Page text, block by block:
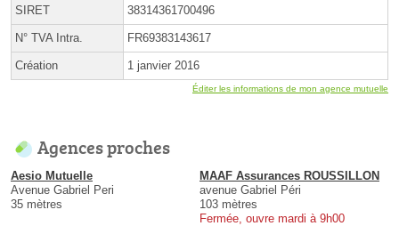
SIRET 38314361700496
N° TVA Intra. FR69383143617
Création 1 janvier 2016
Éditer les informations de mon agence mutuelle
Agences proches
Aesio Mutuelle
Avenue Gabriel Peri
35 mètres
MAAF Assurances ROUSSILLON
avenue Gabriel Péri
103 mètres
Fermée, ouvre mardi à 9h00